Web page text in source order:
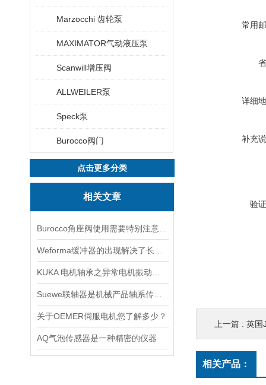
Marzocchi 齿轮泵
MAXIMATOR气动液压泵
Scanwill增压阀
ALLWEILER泵
Speck泵
Burocco阀门
点击更多分类
相关文章
关于OEMER伺服电机您了解多少？
AQ气泡传感器是一种精密的仪器
常用
详细
补充
验
上一篇 : 英国
相关产品：